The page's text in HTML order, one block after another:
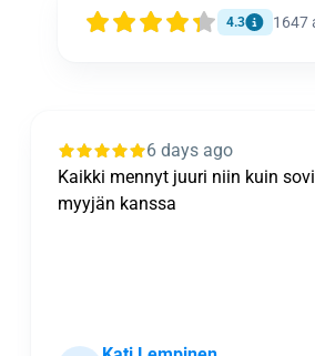
4.3 1647
6 days ago
Kaikki mennyt juuri niin kuin
myyjän kanssa